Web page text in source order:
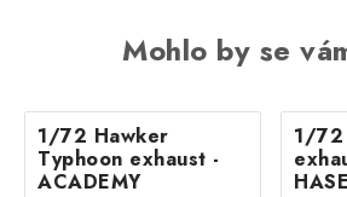
Mohlo by se
1/72 Hawker
Typhoon exhaust -
ACADEMY
1/72